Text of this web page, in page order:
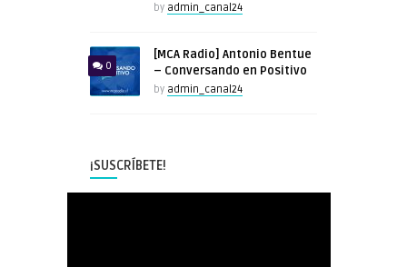
by admin_canal24
0
[MCA Radio] Antonio Bentue
– Conversando en Positivo
by admin_canal24
¡SUSCRÍBETE!